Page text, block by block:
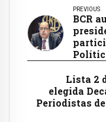
PREVIOUS
BCR
Lista 2
elegida
Periodistas